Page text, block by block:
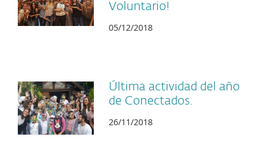
Voluntario!
05/12/2018
Última actividad del año
de Conectados.
26/11/2018